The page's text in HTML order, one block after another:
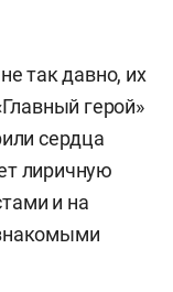
так давно, их
герой»
сердца
лиричную
и на